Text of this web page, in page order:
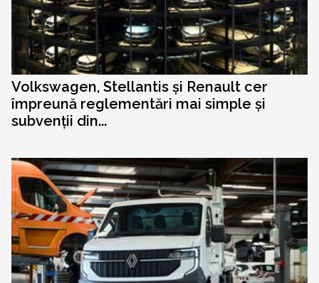
Volkswagen, Stellantis și Renault cer
împreună reglementări mai simple și
subvenții din...